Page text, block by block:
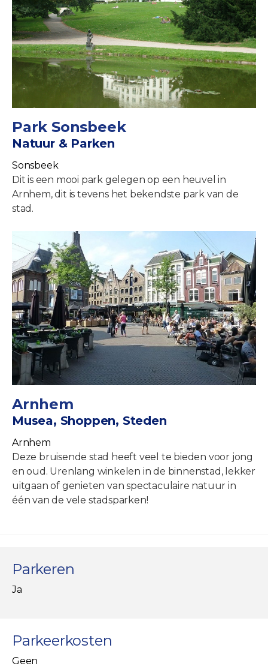
Park Sonsbeek
Natuur & Parken
Sonsbeek
Dit is een mooi park gelegen op een heuvel in
Arnhem, dit is tevens het bekendste park van de
stad.
Arnhem
Musea, Shoppen, Steden
Arnhem
Deze bruisende stad heeft veel te bieden voor jong
en oud. Urenlang winkelen in de binnenstad, lekker
uitgaan of genieten van spectaculaire natuur in
één van de vele stadsparken!
Parkeren
Ja
Parkeerkosten
Geen